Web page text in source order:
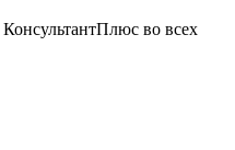
во всех